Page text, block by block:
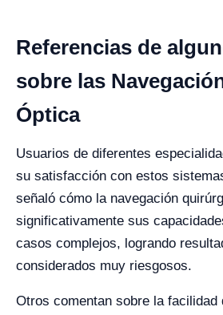
Referencias de
sobre las
Óptica
Usuarios de diferentes
su satisfacción con estos
señaló cómo la navegación
significativamente sus
casos complejos, logrando
considerados muy riesgosos.
Otros comentan sobre la facilidad